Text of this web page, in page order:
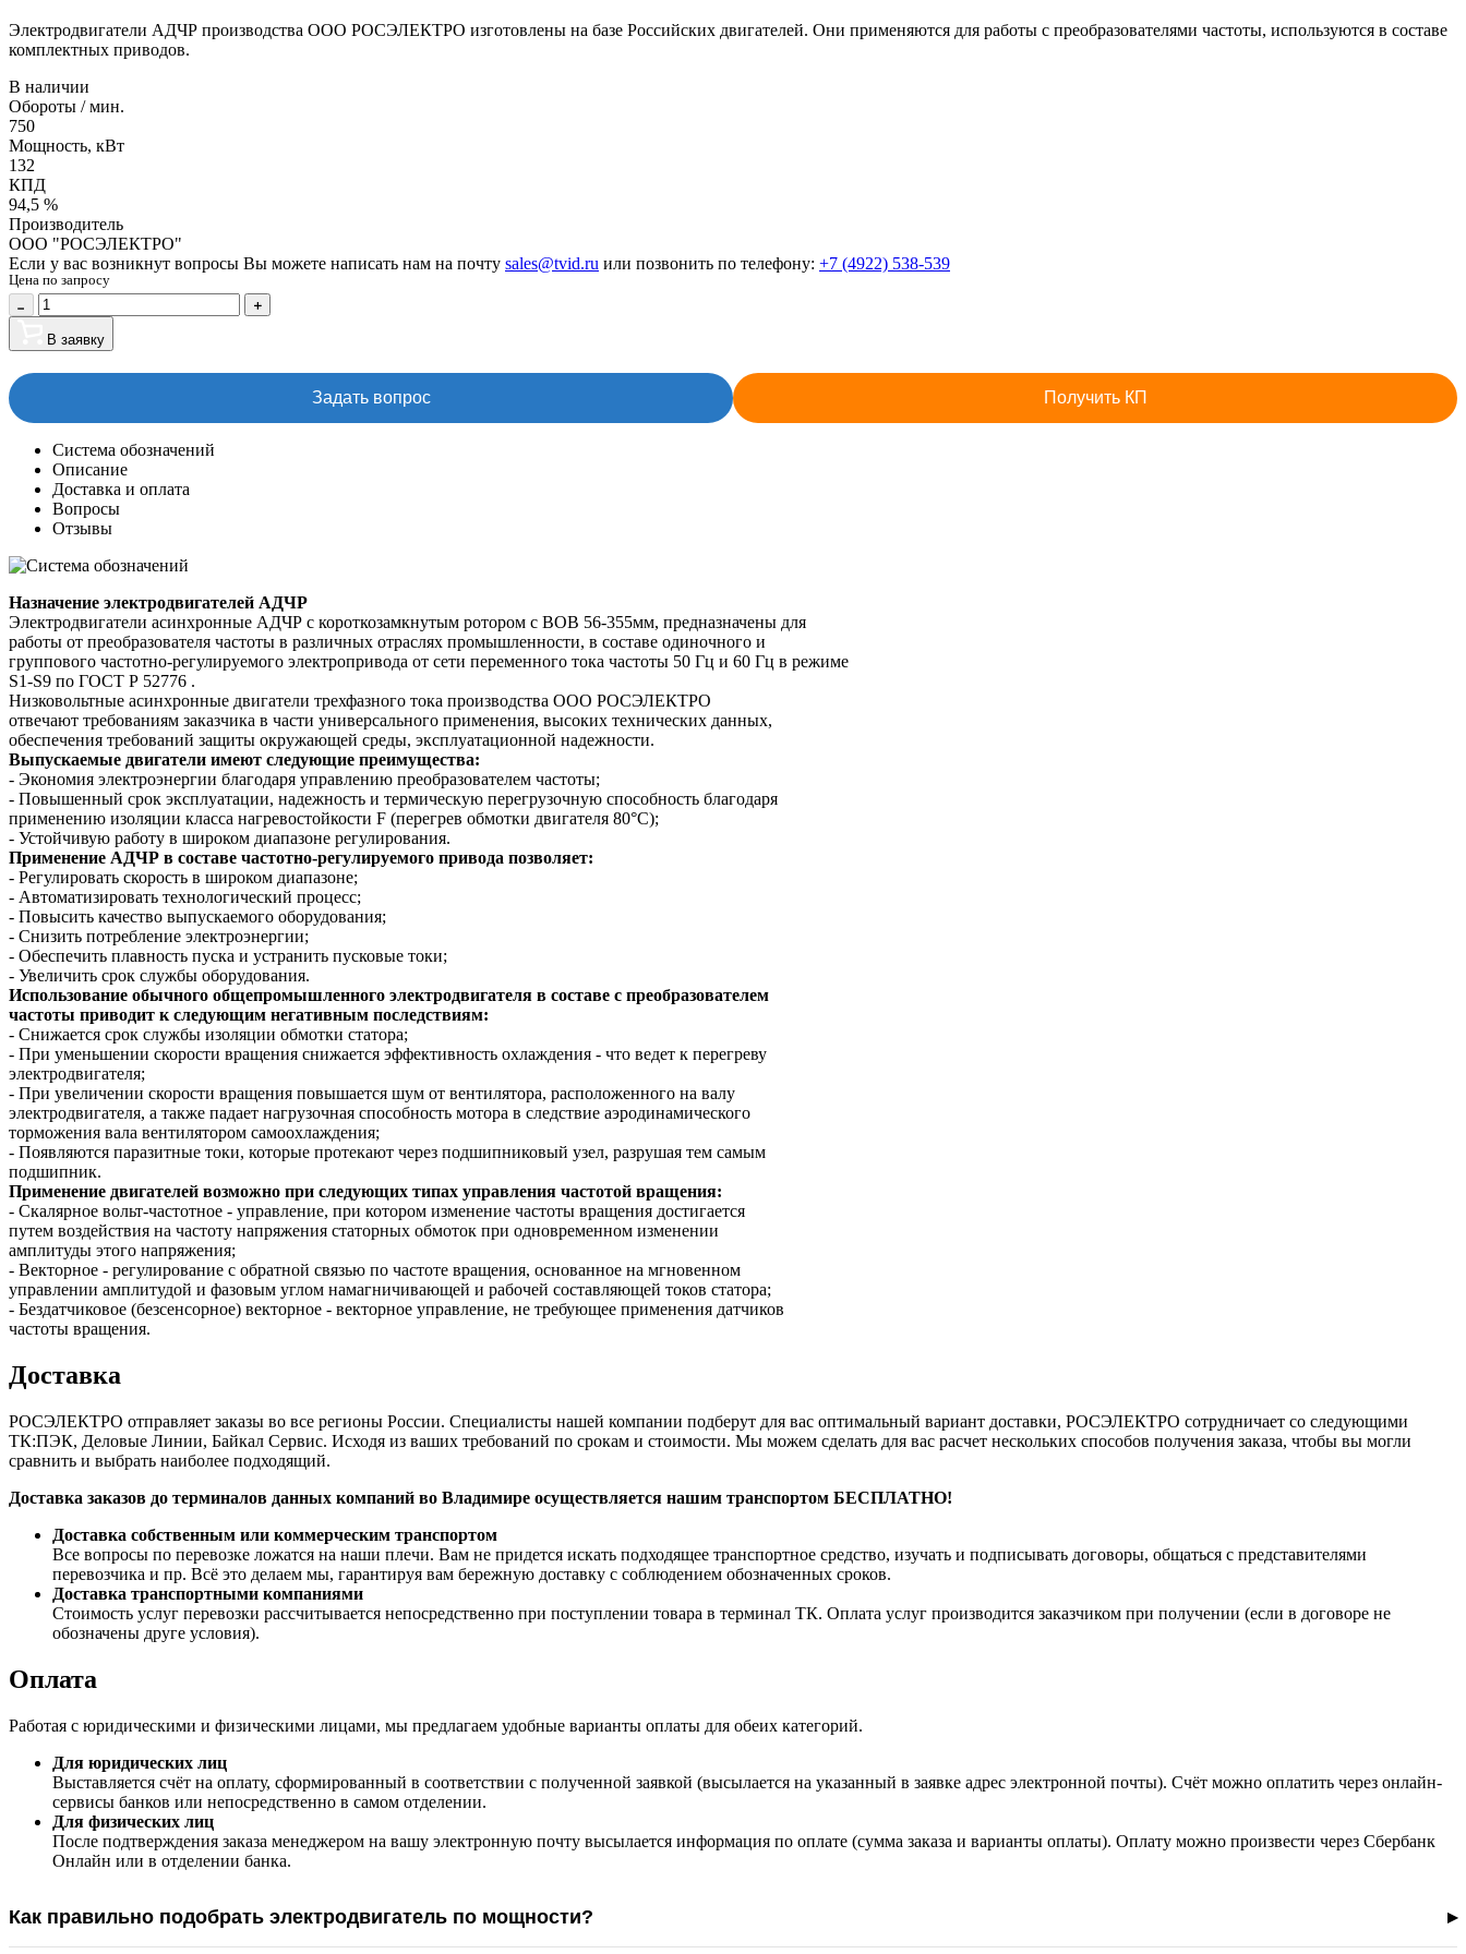
Электродвигатели АДЧР производства ООО РОСЭЛЕКТРО изготовлены на базе Российских двигателей. Они применяются для работы с преобразователями частоты, используются в составе
комплектных приводов.
В наличии
Обороты / мин.
750
Мощность, кВт
132
КПД
94,5 %
Производитель
ООО "РОСЭЛЕКТРО"
Если у вас возникнут вопросы Вы можете написать нам на почту sales@tvid.ru или позвонить по телефону: +7 (4922) 538-539
Цена по запросу
В заявку
Задать вопрос Получить КП
Система обозначений
Описание
Доставка и оплата
Вопросы
Отзывы
Назначение электродвигателей АДЧР
Электродвигатели асинхронные АДЧР с короткозамкнутым ротором с ВОВ 56-355мм, предназначены для
работы от преобразователя частоты в различных отраслях промышленности, в составе одиночного и
группового частотно-регулируемого электропривода от сети переменного тока частоты 50 Гц и 60 Гц в режиме
S1-S9 по ГОСТ Р 52776 .
Низковольтные асинхронные двигатели трехфазного тока производства ООО РОСЭЛЕКТРО
отвечают требованиям заказчика в части универсального применения, высоких технических данных,
обеспечения требований защиты окружающей среды, эксплуатационной надежности.
Выпускаемые двигатели имеют следующие преимущества:
- Экономия электроэнергии благодаря управлению преобразователем частоты;
- Повышенный срок эксплуатации, надежность и термическую перегрузочную способность благодаря
применению изоляции класса нагревостойкости F (перегрев обмотки двигателя 80°C);
- Устойчивую работу в широком диапазоне регулирования.
Применение АДЧР в составе частотно-регулируемого привода позволяет:
- Регулировать скорость в широком диапазоне;
- Автоматизировать технологический процесс;
- Повысить качество выпускаемого оборудования;
- Снизить потребление электроэнергии;
- Обеспечить плавность пуска и устранить пусковые токи;
- Увеличить срок службы оборудования.
Использование обычного общепромышленного электродвигателя в составе с преобразователем
частоты приводит к следующим негативным последствиям:
- Снижается срок службы изоляции обмотки статора;
- При уменьшении скорости вращения снижается эффективность охлаждения - что ведет к перегреву
электродвигателя;
- При увеличении скорости вращения повышается шум от вентилятора, расположенного на валу
электродвигателя, а также падает нагрузочная способность мотора в следствие аэродинамического
торможения вала вентилятором самоохлаждения;
- Появляются паразитные токи, которые протекают через подшипниковый узел, разрушая тем самым
подшипник.
Применение двигателей возможно при следующих типах управления частотой вращения:
- Скалярное вольт-частотное - управление, при котором изменение частоты вращения достигается
путем воздействия на частоту напряжения статорных обмоток при одновременном изменении
амплитуды этого напряжения;
- Векторное - регулирование с обратной связью по частоте вращения, основанное на мгновенном
управлении амплитудой и фазовым углом намагничивающей и рабочей составляющей токов статора;
- Бездатчиковое (безсенсорное) векторное - векторное управление, не требующее применения датчиков
частоты вращения.
Доставка
РОСЭЛЕКТРО отправляет заказы во все регионы России. Специалисты нашей компании подберут для вас оптимальный вариант доставки, РОСЭЛЕКТРО сотрудничает со следующими
ТК:ПЭК, Деловые Линии, Байкал Сервис. Исходя из ваших требований по срокам и стоимости. Мы можем сделать для вас расчет нескольких способов получения заказа, чтобы вы могли
сравнить и выбрать наиболее подходящий.
Доставка заказов до терминалов данных компаний во Владимире осуществляется нашим транспортом БЕСПЛАТНО!
Доставка собственным или коммерческим транспортом
Все вопросы по перевозке ложатся на наши плечи. Вам не придется искать подходящее транспортное средство, изучать и подписывать договоры, общаться с представителями
перевозчика и пр. Всё это делаем мы, гарантируя вам бережную доставку с соблюдением обозначенных сроков.
Доставка транспортными компаниями
Стоимость услуг перевозки рассчитывается непосредственно при поступлении товара в терминал ТК. Оплата услуг производится заказчиком при получении (если в договоре не
обозначены друге условия).
Оплата
Работая с юридическими и физическими лицами, мы предлагаем удобные варианты оплаты для обеих категорий.
Для юридических лиц
Выставляется счёт на оплату, сформированный в соответствии с полученной заявкой (высылается на указанный в заявке адрес электронной почты). Счёт можно оплатить через онлайн-
сервисы банков или непосредственно в самом отделении.
Для физических лиц
После подтверждения заказа менеджером на вашу электронную почту высылается информация по оплате (сумма заказа и варианты оплаты). Оплату можно произвести через Сбербанк
Онлайн или в отделении банка.
Как правильно подобрать электродвигатель по мощности?